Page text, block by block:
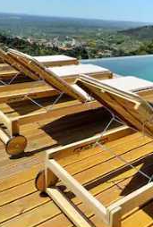
（满分 5 分），共 53